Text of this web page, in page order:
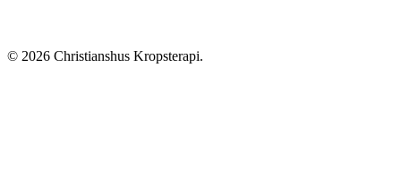
© 2026 Christianshus Kropsterapi.